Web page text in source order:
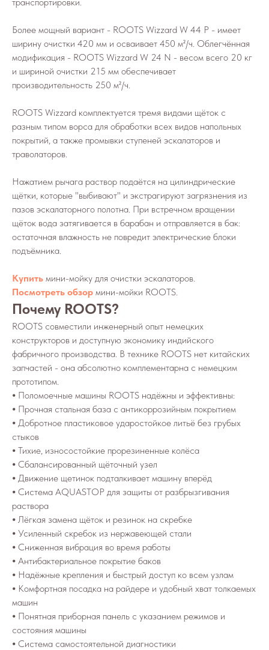
Более мощный вариант - ROOTS Wizzard W 44 P - имеет
ширину очистки 420 мм и осваивает 450 м²/ч. Облегчённая
модификация - ROOTS Wizzard W 24 N - весом всего 20 кг
и шириной очистки 215 мм обеспечивает
производительность 250 м²/ч.
ROOTS Wizzard комплектуется тремя видами щёток с
разным типом ворса для обработки всех видов напольных
покрытий, а также промывки ступеней эскалаторов и
траволаторов.
Нажатием рычага раствор подаётся на цилиндрические
щётки, которые "выбивают" и экстрагируют загрязнения из
пазов эскалаторного полотна. При встречном вращении
щёток вода затягивается в барабан и отправляется в бак:
остаточная влажность не повредит электрические блоки
подъёмника.
Купить мини-мойку для очистки эскалаторов.
Посмотреть обзор мини-мойки ROOTS.
Почему ROOTS?
ROOTS совместили инженерный опыт немецких
конструкторов и доступную экономику индийского
фабричного производства. В технике ROOTS нет китайских
запчастей - она абсолютно комплементарна с немецким
прототипом.
⦁ Поломоечные машины ROOTS надёжны и эффективны:
⦁ Прочная стальная база с антикоррозийным покрытием
⦁ Добротное пластиковое ударостойкое литьё без грубых
стыков
⦁ Тихие, износостойкие прорезиненные колёса
⦁ Сбалансированный щёточный узел
⦁ Движение щетинок подталкивает машину вперёд
⦁ Система AQUASTOP для защиты от разбрызгивания
раствора
⦁ Лёгкая замена щёток и резинок на скребке
⦁ Усиленный скребок из нержавеющей стали
⦁ Сниженная вибрация во время работы
⦁ Антибактериальное покрытие баков
⦁ Надёжные крепления и быстрый доступ ко всем узлам
⦁ Комфортная посадка на райдере и удобный хват толкаемых
машин
⦁ Понятная приборная панель с указанием режимов и
состояния машины
⦁ Система самостоятельной диагностики